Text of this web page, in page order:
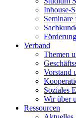
Inhouse-
Verband
Themen
Vorstand
Soziales
Wir über
Ressourcen